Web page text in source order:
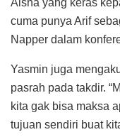
cuma punya Arif
Napper dalam
Yasmin juga
pasrah pada takdir.
kita gak bisa maksa
tujuan sendiri buat